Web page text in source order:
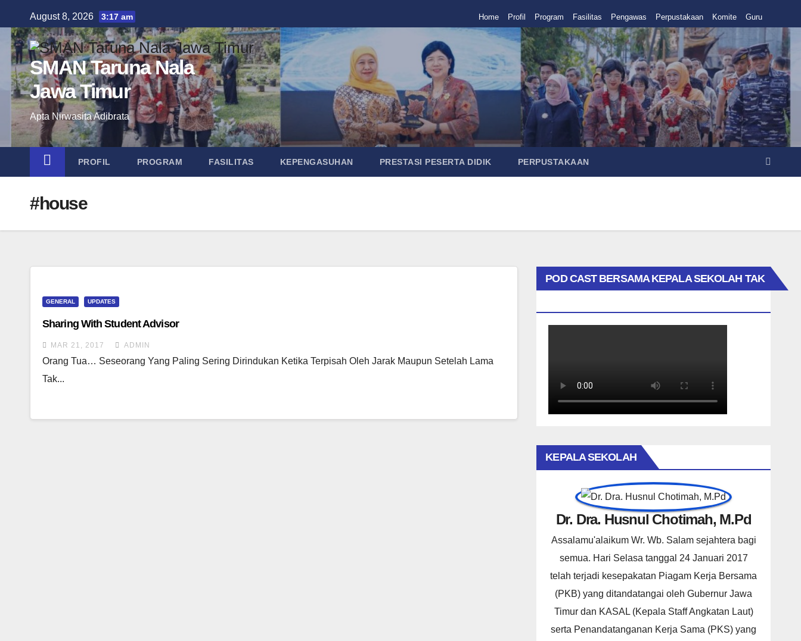
to
content
August 8, 2026 3:17 am Home Profil Program Fasilitas Pengawas Perpustakaan Komite Guru
SMAN Taruna Nala
Jawa Timur
Apta Nirwasita Adibrata
PROFIL PROGRAM FASILITAS KEPENGASUHAN PRESTASI PESERTA DIDIK PERPUSTAKAAN
#house
GENERAL UPDATES
Sharing With Student Advisor
MAR 21, 2017 ADMIN
Orang Tua… Seseorang Yang Paling Sering Dirindukan Ketika Terpisah Oleh Jarak Maupun Setelah Lama
Tak...
POD CAST BERSAMA KEPALA SEKOLAH TAK
KEPALA SEKOLAH
Dr. Dra. Husnul Chotimah, M.Pd
Assalamu'alaikum Wr. Wb. Salam sejahtera bagi
semua. Hari Selasa tanggal 24 Januari 2017
telah terjadi kesepakatan Piagam Kerja Bersama
(PKB) yang ditandatangai oleh Gubernur Jawa
Timur dan KASAL (Kepala Staff Angkatan Laut)
serta Penandatanganan Kerja Sama (PKS) yang